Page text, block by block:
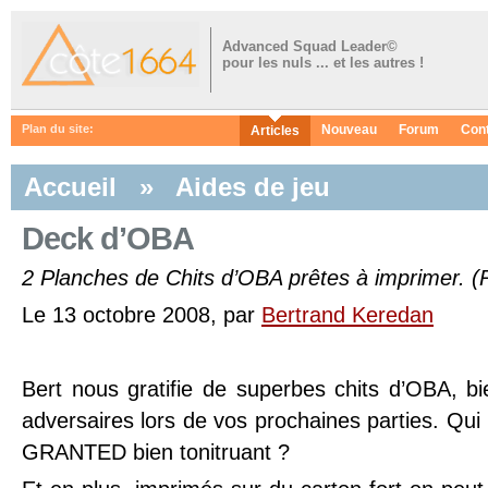
Advanced Squad Leader©
pour les nuls ... et les autres !
Plan du site: Articles Nouveau Forum
Accueil » Aides de jeu
Deck d’OBA
2 Planches de Chits d’OBA prêtes à imprimer.
Le 13 octobre 2008, par Bertrand Keredan
Bert nous gratifie de superbes chits d’OBA,
adversaires lors de vos prochaines parties. Qui
GRANTED bien tonitruant ?